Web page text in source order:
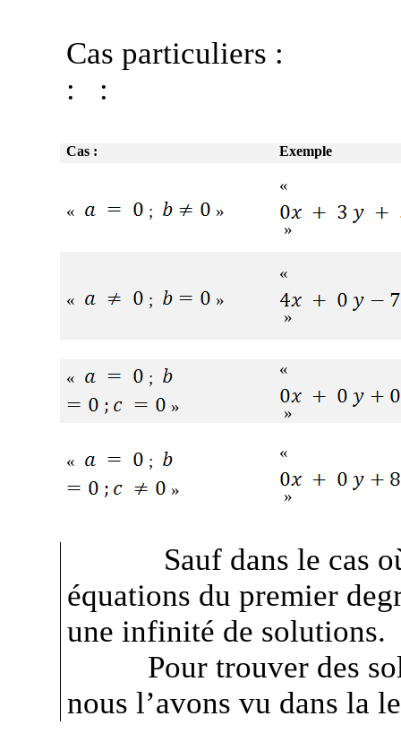
Cas particuliers :
:
:
Cas : Exemple
« ; »
«
»
« ; »
«
»
«
;
»
«
»
«
;
»
«
»
Sauf dans le cas
équations du premier
une infinité de solutions.
Pour trouver des
nous l’avons vu dans la